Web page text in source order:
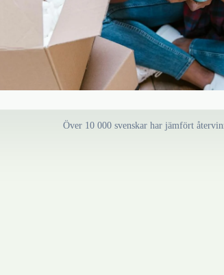
Över 10 000 svenskar har jämfört